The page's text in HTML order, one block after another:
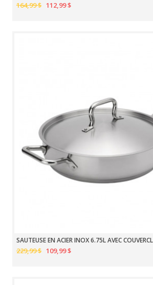
164,99 $ 112,99 $
SAUTEUSE EN ACIER INOX 6.75L AVEC
229,99 $ 109,99 $